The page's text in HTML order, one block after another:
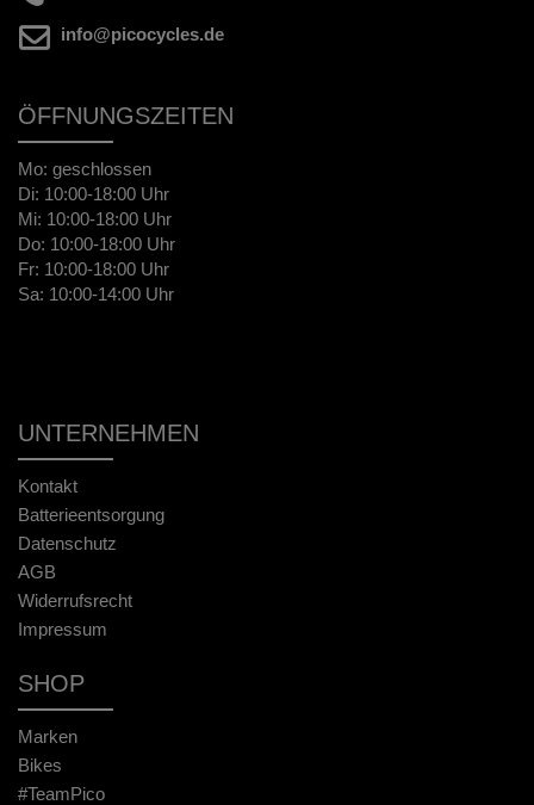
info@picocycles.de
ÖFFNUNGSZEITEN
Mo: geschlossen
Di: 10:00-18:00 Uhr
Mi: 10:00-18:00 Uhr
Do: 10:00-18:00 Uhr
Fr: 10:00-18:00 Uhr
Sa: 10:00-14:00 Uhr
UNTERNEHMEN
Kontakt
Batterieentsorgung
Datenschutz
AGB
Widerrufsrecht
Impressum
SHOP
Marken
Bikes
#TeamPico